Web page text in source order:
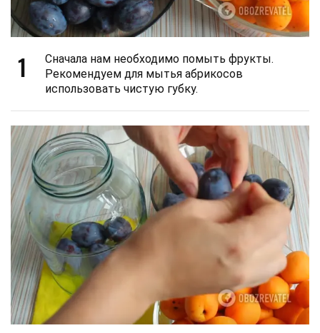
1
Сначала нам необходимо помыть фрукты.
Рекомендуем для мытья абрикосов
использовать чистую губку.